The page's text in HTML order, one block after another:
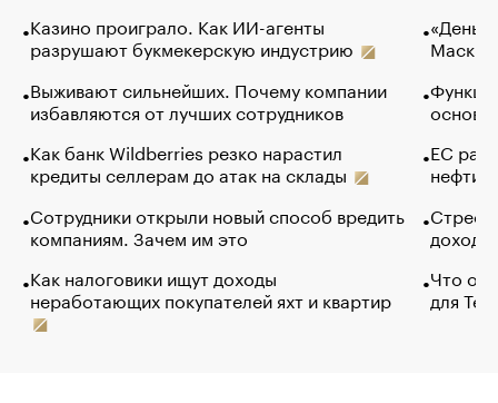
Казино проиграло. Как ИИ-агенты
разрушают букмекерскую индустрию
Выживают сильнейших. Почему компании
избавляются от лучших сотрудников
Как банк Wildberries резко нарастил
кредиты селлерам до атак на склады
Сотрудники открыли новый способ вредить
компаниям. Зачем им это
Как налоговики ищут доходы
неработающих покупателей яхт и квартир
Маск в
основ
ЕС
нефти
Что
для